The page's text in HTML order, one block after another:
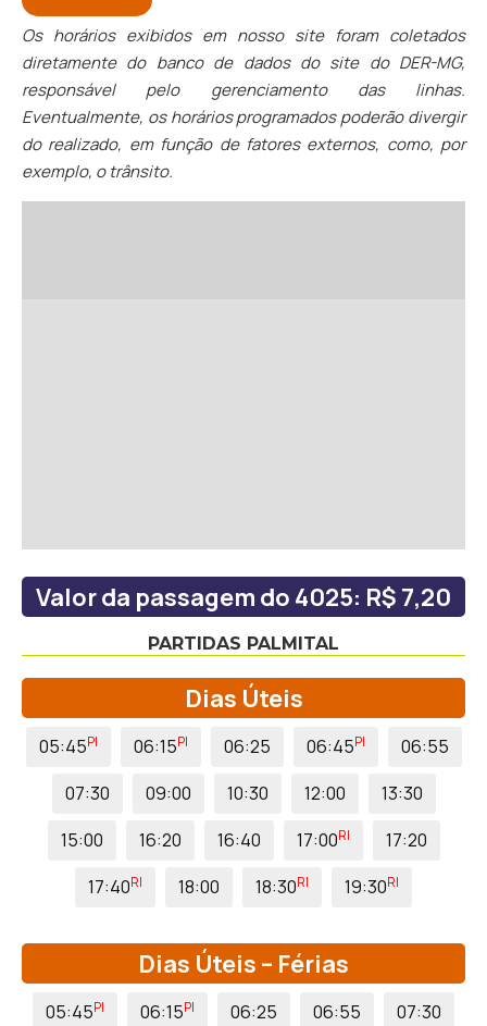
Os horários exibidos em nosso site foram coletados
diretamente do banco de dados do site do DER-MG,
responsável pelo gerenciamento das linhas.
Eventualmente, os horários programados poderão divergir
do realizado, em função de fatores externos, como, por
exemplo, o trânsito.
Valor da passagem do 4025: R$ 7,20
PARTIDAS PALMITAL
Dias Úteis
05:45PI 06:15PI 06:25 06:45PI
06:55
07:30
09:00 10:30 12:00
13:30
15:00
16:20 16:40 17:00RI
17:20
17:40RI 18:00 18:30RI 19:30RI
Dias Úteis – Férias
05:45PI 06:15PI 06:25 06:55
07:30